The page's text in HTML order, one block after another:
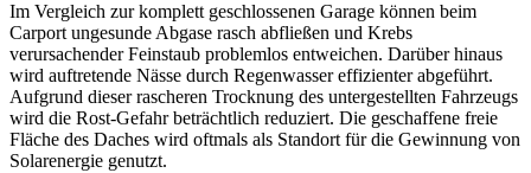
Im Vergleich zur komplett geschlossenen Garage können beim
Carport ungesunde Abgase rasch abfließen und Krebs
verursachender Feinstaub problemlos entweichen. Darüber hinaus
wird auftretende Nässe durch Regenwasser effizienter abgeführt.
Aufgrund dieser rascheren Trocknung des untergestellten Fahrzeugs
wird die Rost-Gefahr beträchtlich reduziert. Die geschaffene freie
Fläche des Daches wird oftmals als Standort für die Gewinnung von
Solarenergie genutzt.